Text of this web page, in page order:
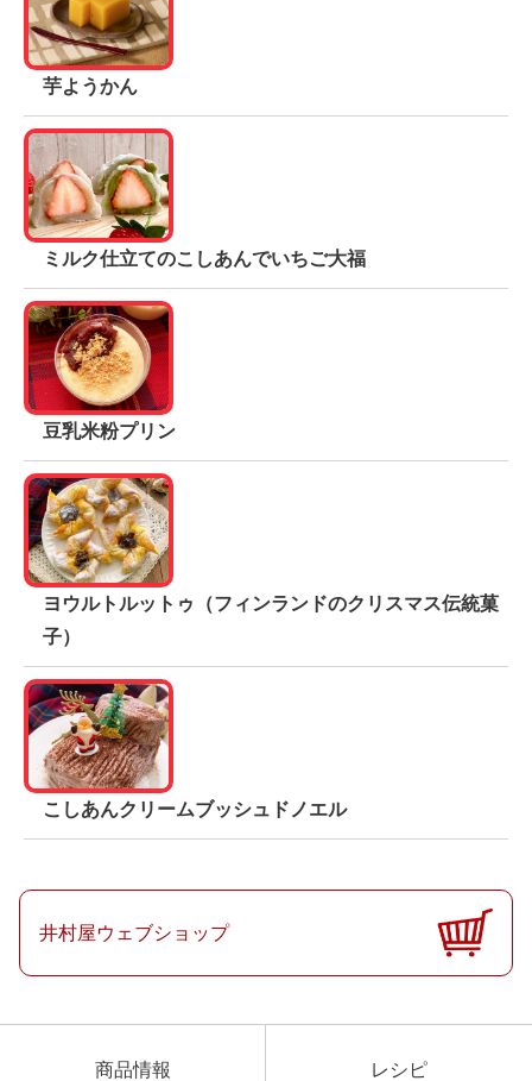
芋ようかん
ミルク仕立てのこしあんでいちご大福
豆乳米粉プリン
ヨウルトルットゥ（フィンランドのクリスマス伝統菓
子）
こしあんクリームブッシュドノエル
井村屋ウェブショップ
商品情報 レシピ